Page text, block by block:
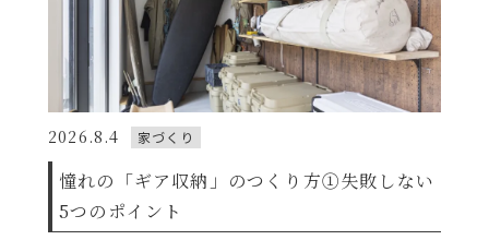
2026.8.4 家づくり
憧れの「ギア収納」のつくり方①失敗しない
5つのポイント